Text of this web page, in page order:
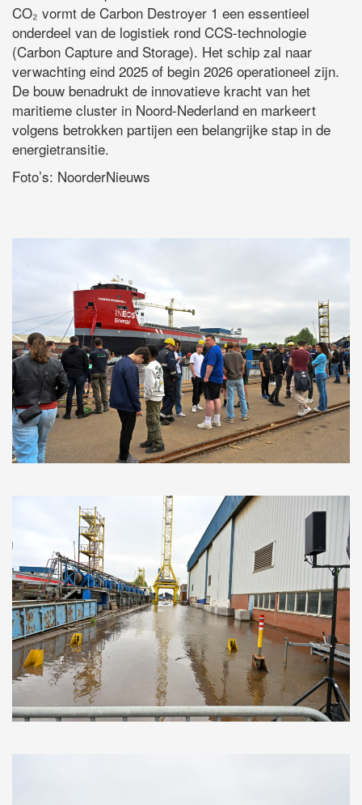
CO₂ vormt de Carbon Destroyer 1 een essentieel
onderdeel van de logistiek rond CCS-technologie
(Carbon Capture and Storage). Het schip zal naar
verwachting eind 2025 of begin 2026 operationeel zijn.
De bouw benadrukt de innovatieve kracht van het
maritieme cluster in Noord-Nederland en markeert
volgens betrokken partijen een belangrijke stap in de
energietransitie.
Foto’s: NoorderNieuws